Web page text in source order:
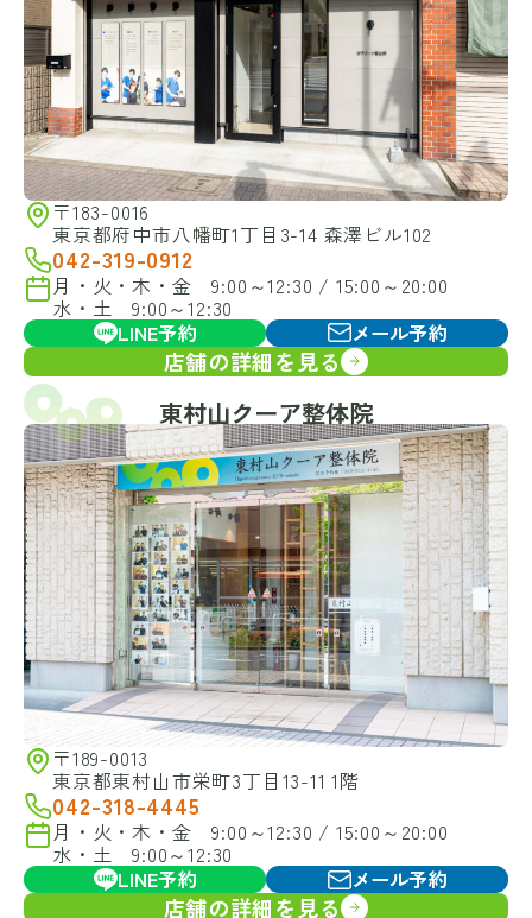
〒183-0016
東京都府中市八幡町1丁目3-14 森澤ビル102
042-319-0912
月・火・木・金 9:00～12:30 / 15:00～20:00
水・土 9:00～12:30
LINE予約
メール予約
店舗の詳細を見る
東村山クーア整体院
〒189-0013
東京都東村山市栄町3丁目13-11 1階
042-318-4445
月・火・木・金 9:00～12:30 / 15:00～20:00
水・土 9:00～12:30
LINE予約
メール予約
店舗の詳細を見る